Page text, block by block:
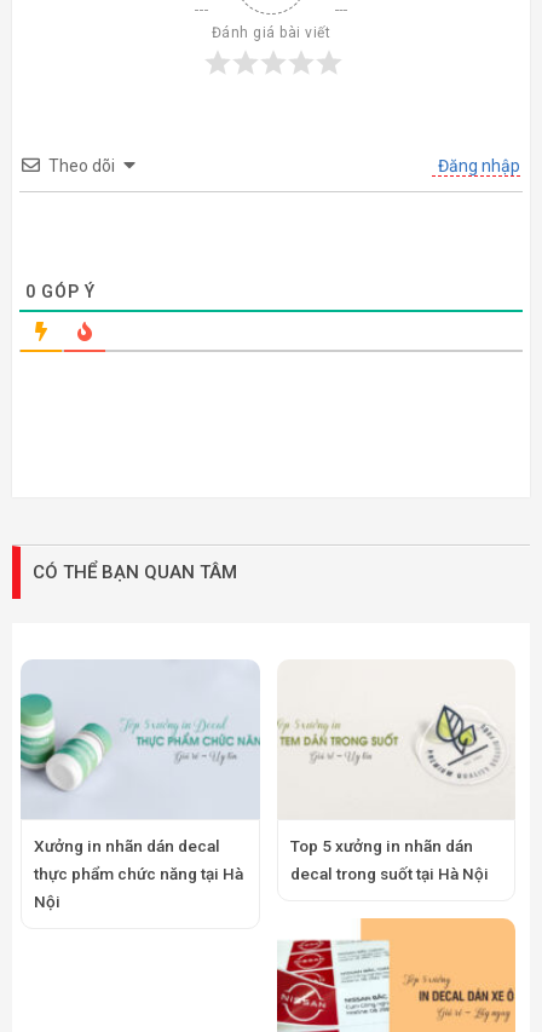
Đánh giá bài viết
Theo dõi Đăng nhập
0 GÓP Ý
CÓ THỂ BẠN QUAN TÂM
Xưởng in nhãn dán decal
thực phẩm chức năng tại Hà
Nội
Top 5 xưởng in nhãn dán
decal trong suốt tại Hà Nội